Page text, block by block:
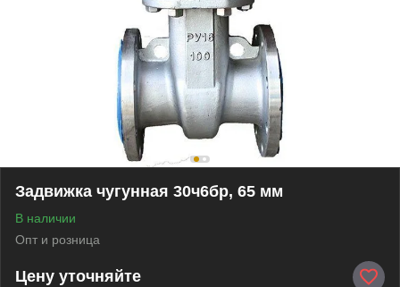
Задвижка чугунная 30ч6бр, 65 мм
В наличии
Опт и розница
Цену уточняйте